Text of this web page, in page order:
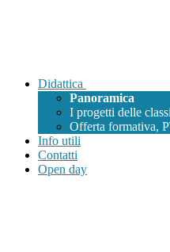
Didattica
Panoramica
I progetti delle classi
Offerta formativa,
Info utili
Contatti
Open day